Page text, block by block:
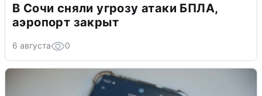
В Сочи сняли угрозу атаки БПЛА,
аэропорт закрыт
6 августа 0